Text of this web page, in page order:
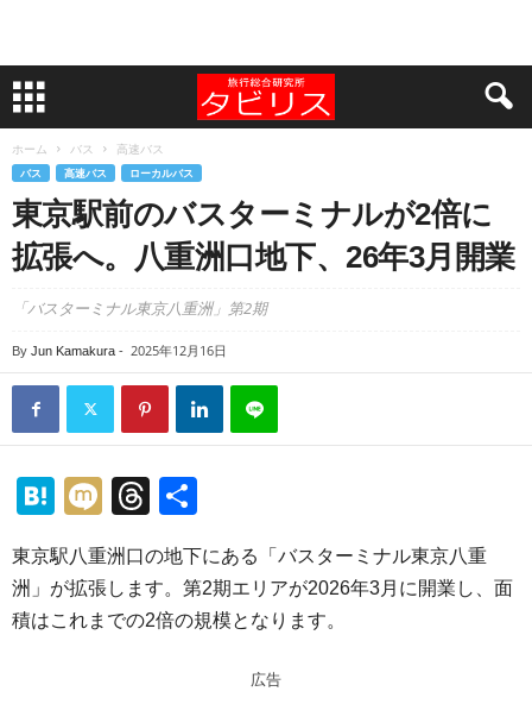
ホーム バス 高速バス
バス 高速バス ローカルバス
東京駅前のバスターミナルが2倍に
拡張へ。八重洲口地下、26年3月開業
「バスターミナル東京八重洲」第2期
By Jun Kamakura - 2025年12月16日
H
e
n
M
T
e
a
東京駅八重洲口の地下にある「バスターミナル東京八重
洲」が拡張します。第2期エリアが2026年3月に開業し、面
積はこれまでの2倍の規模となります。
広告